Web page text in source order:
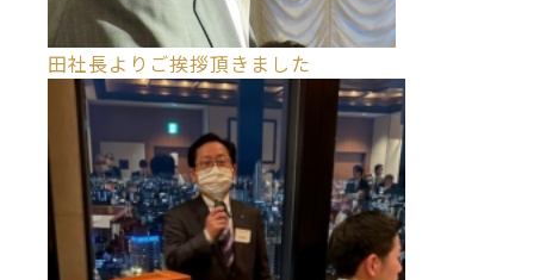
田社長よりご挨拶頂きました